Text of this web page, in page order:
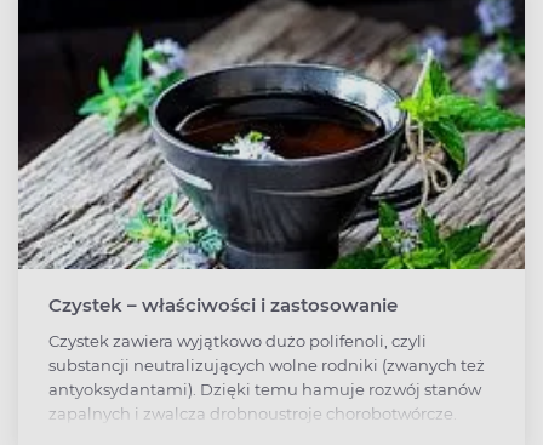
Czystek – właściwości i zastosowanie
Czystek zawiera wyjątkowo dużo polifenoli, czyli
substancji neutralizujących wolne rodniki (zwanych też
antyoksydantami). Dzięki temu hamuje rozwój stanów
zapalnych i zwalcza drobnoustroje chorobotwórcze.